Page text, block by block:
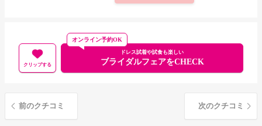
クリップする
ドレス試着や試食も楽しい
ブライダルフェアをCHECK
オンライン予約OK
前のクチコミ 次のクチコミ